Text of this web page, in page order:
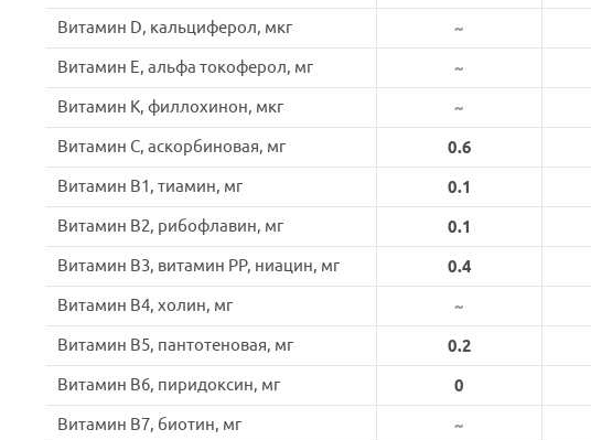
Витамин D, кальциферол, мкг
~
Витамин E, альфа токоферол, мг
~
Витамин K, филлохинон, мкг
~
Витамин C, аскорбиновая, мг
0.6
Витамин B1, тиамин, мг
0.1
Витамин B2, рибофлавин, мг
0.1
Витамин B3, витамин PP, ниацин, мг
0.4
Витамин B4, холин, мг
~
Витамин B5, пантотеновая, мг
0.2
Витамин B6, пиридоксин, мг
0
Витамин B7, биотин, мг
~